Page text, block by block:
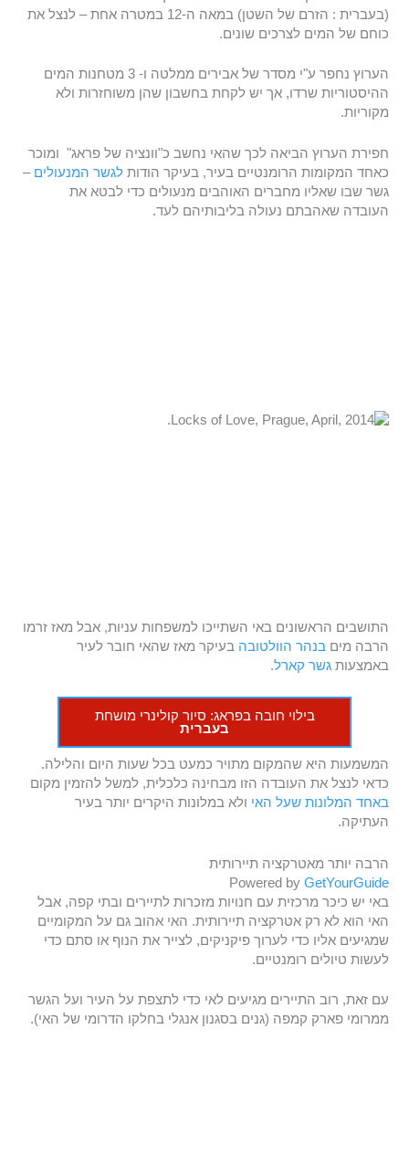
(בעברית : הזרם של השטן) במאה ה-12 במטרה אחת – לנצל את
כוחם של המים לצרכים שונים.
הערוץ נחפר ע"י מסדר של אבירים ממלטה ו- 3 מטחנות המים
ההיסטוריות שרדו, אך יש לקחת בחשבון שהן משוחזרות ולא
מקוריות.
חפירת הערוץ הביאה לכך שהאי נחשב כ"וונציה של פראג" ומוכר
כאחד המקומות הרומנטיים בעיר, בעיקר הודותלגשר המנעולים –
גשר שבו שאליו מחברים האוהבים מנעולים כדי לבטא את
העובדה שאהבתם נעולה בליבותיהם לעד.
התושבים הראשונים באי השתייכו למשפחות עניות, אבל מאז זרמו
הרבה מים בנהר הוולטובה בעיקר מאז שהאי חובר לעיר
באמצעותגשר קארל.
בילוי חובה בפראג: סיור קולינרי מושחת
בעברית
המשמעות היא שהמקום מתויר כמעט בכל שעות היום והלילה.
כדאי לנצל את העובדה הזו מבחינה כלכלית, למשל להזמין מקום
באחד המלונות שעל האי ולא במלונות היקרים יותר בעיר
העתיקה.
הרבה יותר מאטרקציה תיירותית
Powered by GetYourGuide
באי יש כיכר מרכזית עם חנויות מזכרות לתיירים ובתי קפה, אבל
האי הוא לא רק אטרקציה תיירותית. האי אהוב גם על המקומיים
שמגיעים אליו כדי לערוך פיקניקים, לצייר את הנוף או סתם כדי
לעשות טיולים רומנטיים.
עם זאת, רוב התיירים מגיעים לאי כדי לתצפת על העיר ועל הגשר
ממרומי פארק קמפה (גנים בסגנון אנגלי בחלקו הדרומי של האי).